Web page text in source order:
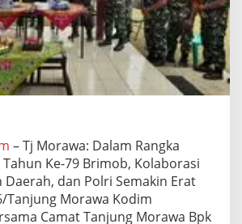
u
n
g
M
o
r
a
a
n
C
a
m
– Tj Morawa: Dalam Rangka
Ke-79 Brimob, Kolaborasi
Daerah, dan Polri Semakin Erat
Tanjung Morawa Kodim
Camat Tanjung Morawa Bpk